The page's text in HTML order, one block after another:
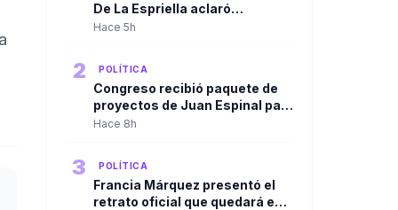
De La Espriella aclaró
convocatoria a diplomáticos
Hace 5h
2 POLÍTICA
Congreso recibió paquete de
proyectos de Juan Espinal para
blindar la seguridad energética
Hace 8h
3 POLÍTICA
Francia Márquez presentó el
retrato oficial que quedará en